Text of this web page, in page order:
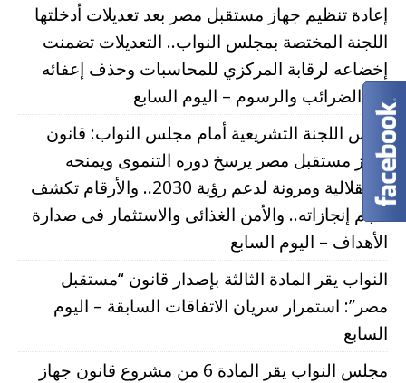
إعادة تنظيم جهاز مستقبل مصر بعد تعديلات أدخلتها
اللجنة المختصة بمجلس النواب.. التعديلات تضمنت
إخضاعه لرقابة المركزي للمحاسبات وحذف إعفائه
من الضرائب والرسوم – اليوم السابع
رئيس اللجنة التشريعية أمام مجلس النواب: قانون
جهاز مستقبل مصر يرسخ دوره التنموى ويمنحه
استقلالية ومرونة لدعم رؤية 2030.. والأرقام تكشف
حجم إنجازاته.. والأمن الغذائى والاستثمار فى صدارة
الأهداف – اليوم السابع
النواب يقر المادة الثالثة بإصدار قانون “مستقبل
مصر”: استمرار سريان الاتفاقات السابقة – اليوم
السابع
مجلس النواب يقر المادة 6 من مشروع قانون جهاز